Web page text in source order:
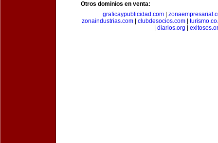
Otros dominios en venta:
graficaypublicidad.com
zonaindustrias.com| clubdesocios.com|
diarios.org